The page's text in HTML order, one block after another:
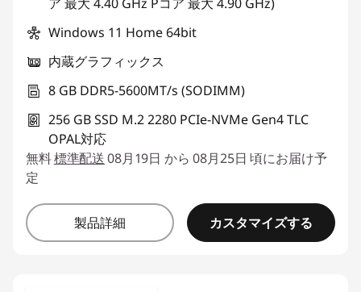
Windows 11 Home 64bit
内蔵グラフィックス
8 GB DDR5-5600MT/s (SODIMM)
256 GB SSD M.2 2280 PCIe-NVMe Gen4 TLC
OPAL対応
無料標準配送08月19日 から 08月25日 頃にお届け予
定
製品詳細 カスタマイズする